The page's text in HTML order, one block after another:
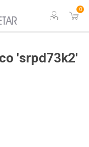
0
'srpd73k2'